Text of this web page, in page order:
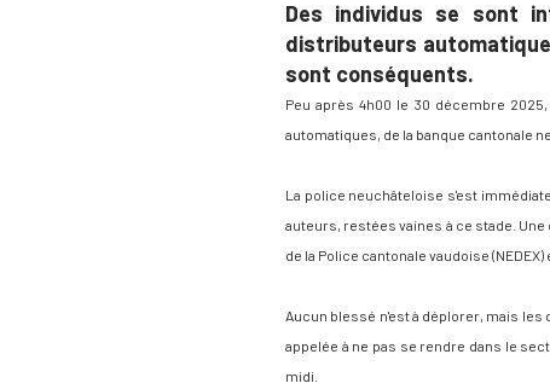
Des individus se sont
distributeurs
sont conséquents.
Peu après 4h00 le 30 décembre
automatiques, de la banque cantonale
La police neuchâteloise s'est
auteurs, restées vaines à ce stade.
de la Police cantonale vaudoise
Aucun blessé n'est à déplorer, mais
appelée à ne pas se rendre dans le
midi.